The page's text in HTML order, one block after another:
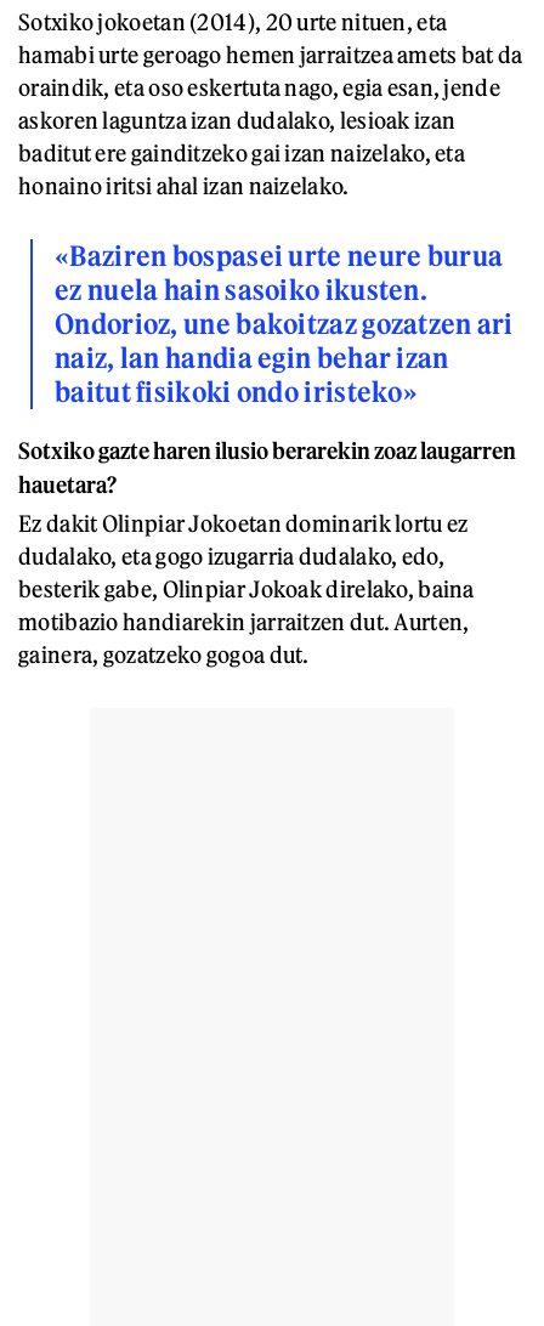
Sotxiko jokoetan (2014), 20 urte nituen, eta
hamabi urte geroago hemen jarraitzea amets bat da
oraindik, eta oso eskertuta nago, egia esan, jende
askoren laguntza izan dudalako, lesioak izan
baditut ere gainditzeko gai izan naizelako, eta
honaino iritsi ahal izan naizelako.
«Baziren bospasei urte neure burua
ez nuela hain sasoiko ikusten.
Ondorioz, une bakoitzaz gozatzen ari
naiz, lan handia egin behar izan
baitut fisikoki ondo iristeko»
Sotxiko gazte haren ilusio berarekin zoaz laugarren
hauetara?
Ez dakit Olinpiar Jokoetan dominarik lortu ez
dudalako, eta gogo izugarria dudalako, edo,
besterik gabe, Olinpiar Jokoak direlako, baina
motibazio handiarekin jarraitzen dut. Aurten,
gainera, gozatzeko gogoa dut.